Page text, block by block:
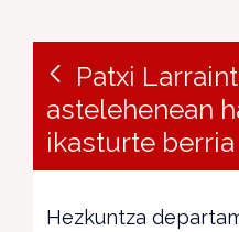
Patxi
astelehenean
ikasturte berria
Hezkuntza